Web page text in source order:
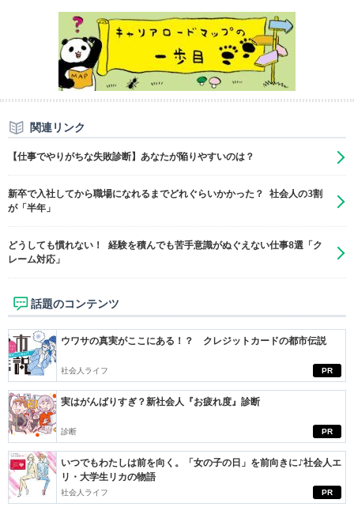
関連リンク
【仕事でやりがちな失敗診断】あなたが陥りやすいのは？
新卒で入社してから職場になれるまでどれぐらいかかった？ 社会人の3割
が「半年」
​どうしても慣れない！ 経験を積んでも苦手意識がぬぐえない仕事8選「ク
レーム対応」
話題のコンテンツ
PR
ウワサの真実がここにある！？ クレジットカードの都市伝説
社会人ライフ
PR
実はがんばりすぎ？新社会人『お疲れ度』診断
診断
PR
いつでもわたしは前を向く。「女の子の日」を前向きに♪社会人エ
リ・大学生リカの物語
社会人ライフ